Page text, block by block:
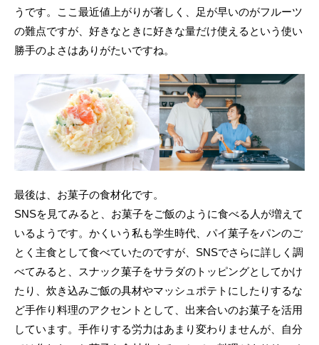
うです。ここ最近値上がりが著しく、足が早いのがフルーツ
の難点ですが、好きなときに好きな量だけ使えるという使い
勝手のよさはありがたいですね。
最後は、お菓子の食材化です。
SNSを見てみると、お菓子をご飯のように食べる人が増えて
いるようです。かくいう私も学生時代、パイ菓子をパンのご
とく主食として食べていたのですが、SNSでさらに詳しく調
べてみると、スナック菓子をサラダのトッピングとしてかけ
たり、炊き込みご飯の具材やマッシュポテトにしたりするな
ど手作り料理のアクセントとして、出来合いのお菓子を活用
しています。手作りする労力はあまり変わりませんが、自分